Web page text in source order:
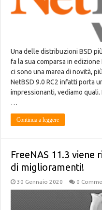
Una delle distribuzioni BSD
fa la sua comparsa in
ci sono una marea di novità,
NetBSD 9.0 RC2 infatti porta
impressionanti, vediamo
…
Continua a leggere
FreeNAS 11.3 viene
di miglioramenti!
30 Gennaio 2020 0